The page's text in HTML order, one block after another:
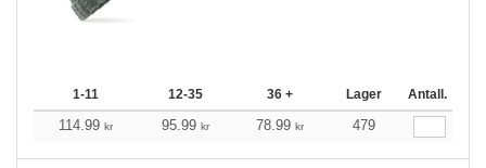
1-11 12-35 36 + Lager Antall.
114.99 kr 95.99 kr 78.99 kr 479